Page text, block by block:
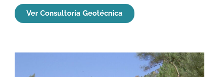
Ver Consultoría Geotécnica